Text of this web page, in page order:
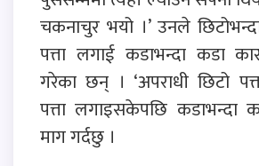
चकनाचुर भयो ।’ उनले
पत्ता लगाई कडाभन्दा कडा
गरेका छन् । ‘अपराधी छिटो
पत्ता लगाइसकेपछि कडाभन्दा
माग गर्दछु ।